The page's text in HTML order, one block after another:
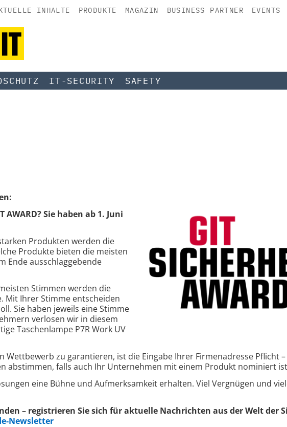
INHALTE PRODUKTE MAGAZIN BUSINESS PARTNER EVENTS
IT-SECURITY SAFETY
AWARD? Sie haben ab 1. Juni
starken Produkten werden die
Produkte bieten die meisten
Ende ausschlaggebende
Stimmen werden die
Mit Ihrer Stimme entscheiden
Sie haben jeweils eine Stimme
verlosen wir in diesem
Taschenlampe P7R Work UV
Wettbewerb zu garantieren, ist die Eingabe Ihrer Firmenadresse Pflicht
abstimmen, falls auch Ihr Unternehmen mit einem Produkt nominiert
eine Bühne und Aufmerksamkeit erhalten. Viel Vergnügen und
– registrieren Sie sich für aktuelle Nachrichten aus der Welt der
Newsletter